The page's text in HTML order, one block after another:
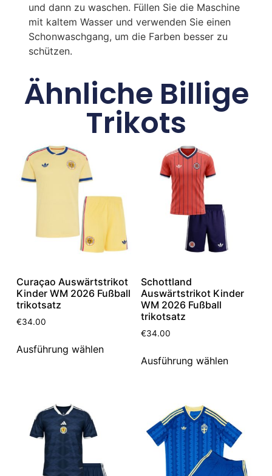
und dann zu waschen. Füllen Sie die Maschine
mit kaltem Wasser und verwenden Sie einen
Schonwaschgang, um die Farben besser zu
schützen.
Ähnliche Billige
Trikots
Curaçao Auswärtstrikot
Kinder WM 2026 Fußball
trikotsatz
€34.00
Ausführung wählen
Schottland
Auswärtstrikot Kinder
WM 2026 Fußball
trikotsatz
€34.00
Ausführung wählen